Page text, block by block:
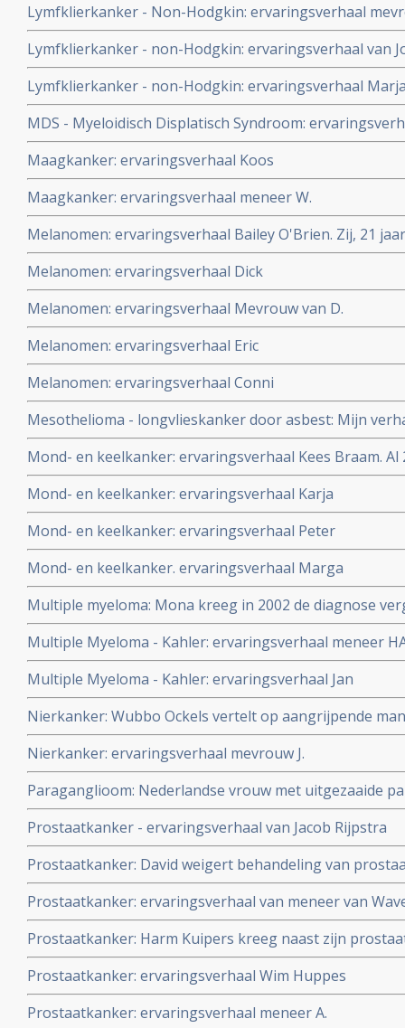
Houtsmullerdieet en komen beiden in totale remissie.
in de Margriet.
Lymfklierkanker - Non-Hodgkin: ervaringsverhaal
Lymfklierkanker - non-Hodgkin: ervaringsverhaal van
Lymfklierkanker - non-Hodgkin: ervaringsverhaal
MDS - Myeloidisch Displatisch Syndroom:
Maagkanker: ervaringsverhaal Koos
Maagkanker: ervaringsverhaal meneer W.
Melanomen: ervaringsverhaal Bailey O'Brien. Zij, 21
melanoom stadium 4 waar operaties en chemo
dendritische celtherapie + Coley vaccin +
Melanomen: ervaringsverhaal Dick
Melanomen: ervaringsverhaal Mevrouw van D.
Melanomen: ervaringsverhaal Eric
Melanomen: ervaringsverhaal Conni
Mesothelioma - longvlieskanker door asbest: Mijn
vader Jan Verwaters en de rol die de ETNA ijzergieterij
vaders ziekte en zijn collega's
Mond- en keelkanker: ervaringsverhaal Kees Braam.
ongeneeslijke mond- en keelkanker.
Mond- en keelkanker: ervaringsverhaal Karja
Mond- en keelkanker: ervaringsverhaal Peter
Mond- en keelkanker. ervaringsverhaal Marga
Multiple myeloma: Mona kreeg in 2002 de diagnose
multiple myeloma (Kahler) maar leeft nog steeds met
niet toxische middelen en zonder chemo
Multiple Myeloma - Kahler: ervaringsverhaal meneer
Multiple Myeloma - Kahler: ervaringsverhaal Jan
Nierkanker: Wubbo Ockels vertelt op aangrijpende
omgaat met zijn nierkanker en zijn hoop heeft
Nierkanker: ervaringsverhaal mevrouw J.
Paraganglioom: Nederlandse vrouw met uitgezaaide
behandeling met cryosurgery in Amerika waar in
verklaard.
Prostaatkanker - ervaringsverhaal van Jacob Rijpstra
Prostaatkanker: David weigert behandeling van
and-see en gezonde leefstijl en is 1 jaar later klinisch
Prostaatkanker: ervaringsverhaal van meneer van
Prostaatkanker: Harm Kuipers kreeg naast zijn
Lees hier een interview met hem
Prostaatkanker: ervaringsverhaal Wim Huppes
Prostaatkanker: ervaringsverhaal meneer A.